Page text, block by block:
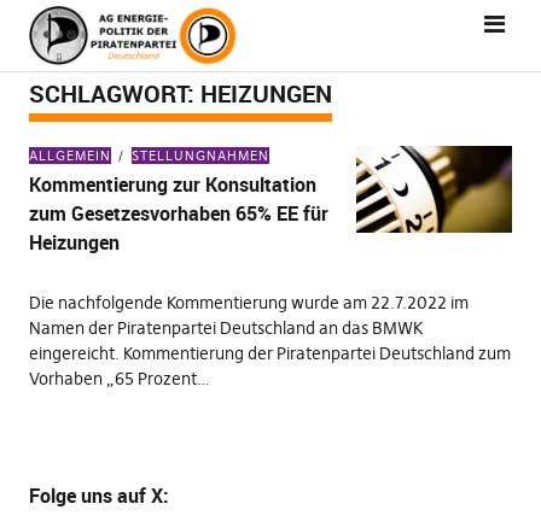
SCHLAGWORT: HEIZUNGEN
ALLGEMEIN STELLUNGNAHMEN
Kommentierung zur Konsultation
zum Gesetzesvorhaben 65% EE für
Heizungen
Die nachfolgende Kommentierung wurde am 22.7.2022 im
Namen der Piratenpartei Deutschland an das BMWK
eingereicht. Kommentierung der Piratenpartei Deutschland zum
Vorhaben „65 Prozent…
Folge unsauf X: